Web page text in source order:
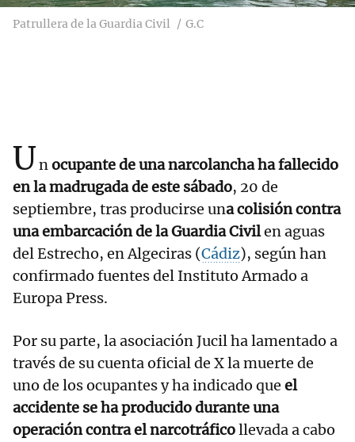
Patrullera de la Guardia Civil G.C
Unocupante de una narcolancha ha fallecido
en la madrugada de este sábado, 20 de
septiembre, tras producirse una colisión contra
una embarcación de la Guardia Civilen aguas
del Estrecho, en Algeciras (Cádiz), según han
confirmado fuentes del Instituto Armado a
Europa Press.
Por su parte, la asociación Jucil ha lamentado a
través de su cuenta oficial de X la muerte de
uno de los ocupantes y ha indicado que el
accidente se ha producido durante una
operación contra el narcotráficollevada a cabo